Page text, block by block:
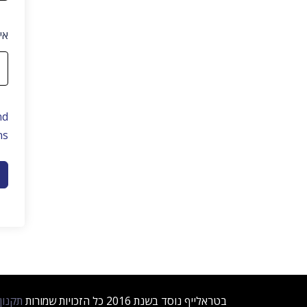
בטראלייף נוסד בשנת 2016 כל הזכויות שמורות